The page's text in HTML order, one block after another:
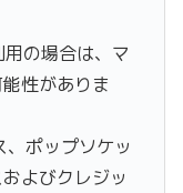
の場合は、マ
性がありま
、ポップソケッ
よびクレジッ